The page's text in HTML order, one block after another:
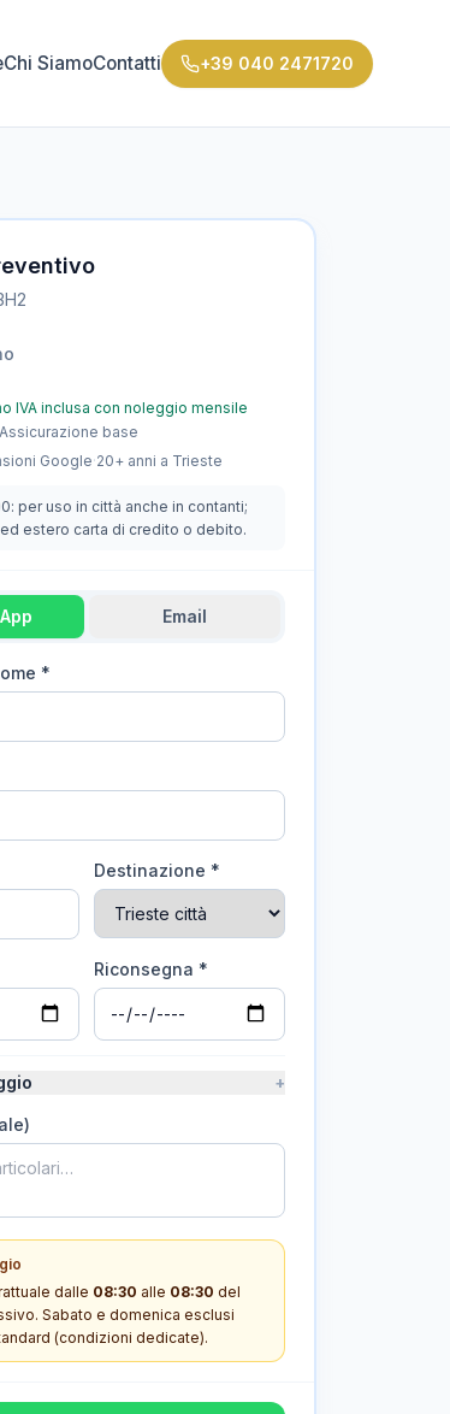
Chi SiamoContatti +39 040 2471720
IVA inclusa con noleggio mensile
base
Google·20+ anni a Trieste
per uso in città anche in contanti;
estero carta di credito o debito.
Email
*
Destinazione *
Riconsegna *
+
dalle 08:30 alle 08:30 del
Sabato e domenica esclusi
(condizioni dedicate).